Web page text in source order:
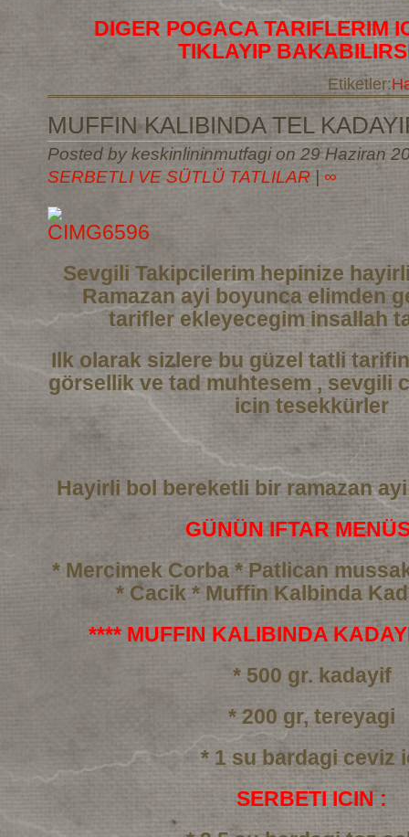
DIGER POGACA TARIFLERIM
TIKLAYIP
Etiketler:
MUFFIN KALIBINDA TEL
Posted by keskinlininmutfagi on 29 Haziran
SERBETLI VE SÜTLÜ TATLILAR
∞
Sevgili Takipcilerim hepinize
Ramazan ayi boyunca elimden
tarifler ekleyecegim insallah
Ilk olarak sizlere bu güzel tatli
görsellik ve tad muhtesem , sevgili
icin tesekkürler
Hayirli bol bereketli bir ramazan
GÜNÜN IFTAR
* Mercimek Corba * Patlican
* Cacik* Muffin Kalbinda
**** MUFFIN KALIBINDA
* 500 gr. kadayif
* 200 gr, tereyagi
* 1 su bardagi ceviz
SERBETI ICIN :